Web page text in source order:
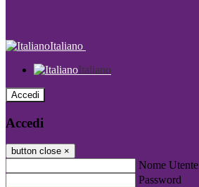
Italiano
Italiano
Accedi
Accedi
button close ×
Nome Utente
Password